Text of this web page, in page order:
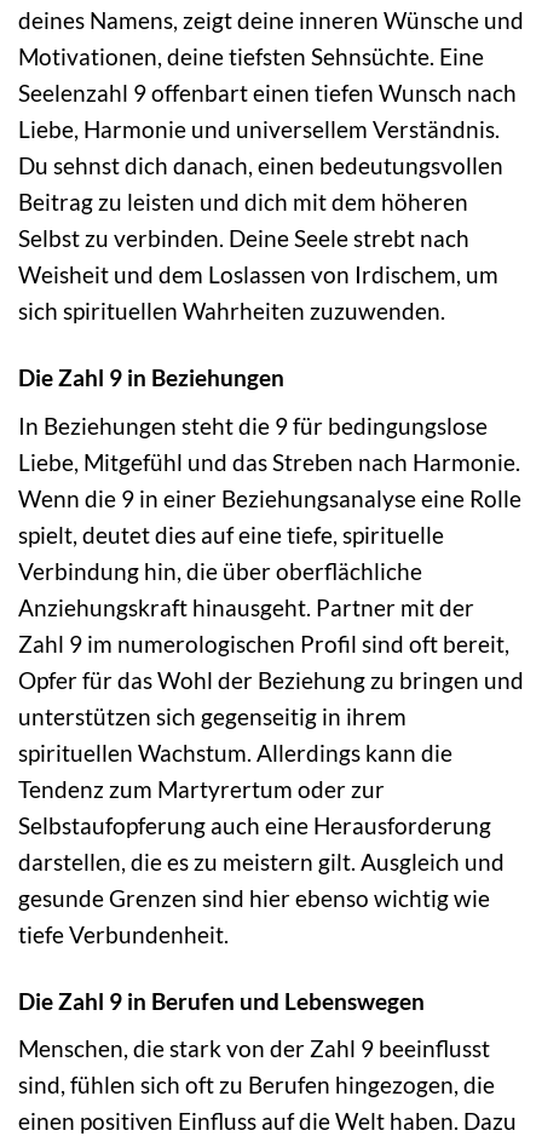
deines Namens, zeigt deine inneren Wünsche und
Motivationen, deine tiefsten Sehnsüchte. Eine
Seelenzahl 9 offenbart einen tiefen Wunsch nach
Liebe, Harmonie und universellem Verständnis.
Du sehnst dich danach, einen bedeutungsvollen
Beitrag zu leisten und dich mit dem höheren
Selbst zu verbinden. Deine Seele strebt nach
Weisheit und dem Loslassen von Irdischem, um
sich spirituellen Wahrheiten zuzuwenden.
Die Zahl 9 in Beziehungen
In Beziehungen steht die 9 für bedingungslose
Liebe, Mitgefühl und das Streben nach Harmonie.
Wenn die 9 in einer Beziehungsanalyse eine Rolle
spielt, deutet dies auf eine tiefe, spirituelle
Verbindung hin, die über oberflächliche
Anziehungskraft hinausgeht. Partner mit der
Zahl 9 im numerologischen Profil sind oft bereit,
Opfer für das Wohl der Beziehung zu bringen und
unterstützen sich gegenseitig in ihrem
spirituellen Wachstum. Allerdings kann die
Tendenz zum Martyrertum oder zur
Selbstaufopferung auch eine Herausforderung
darstellen, die es zu meistern gilt. Ausgleich und
gesunde Grenzen sind hier ebenso wichtig wie
tiefe Verbundenheit.
Die Zahl 9 in Berufen und Lebenswegen
Menschen, die stark von der Zahl 9 beeinflusst
sind, fühlen sich oft zu Berufen hingezogen, die
einen positiven Einfluss auf die Welt haben. Dazu